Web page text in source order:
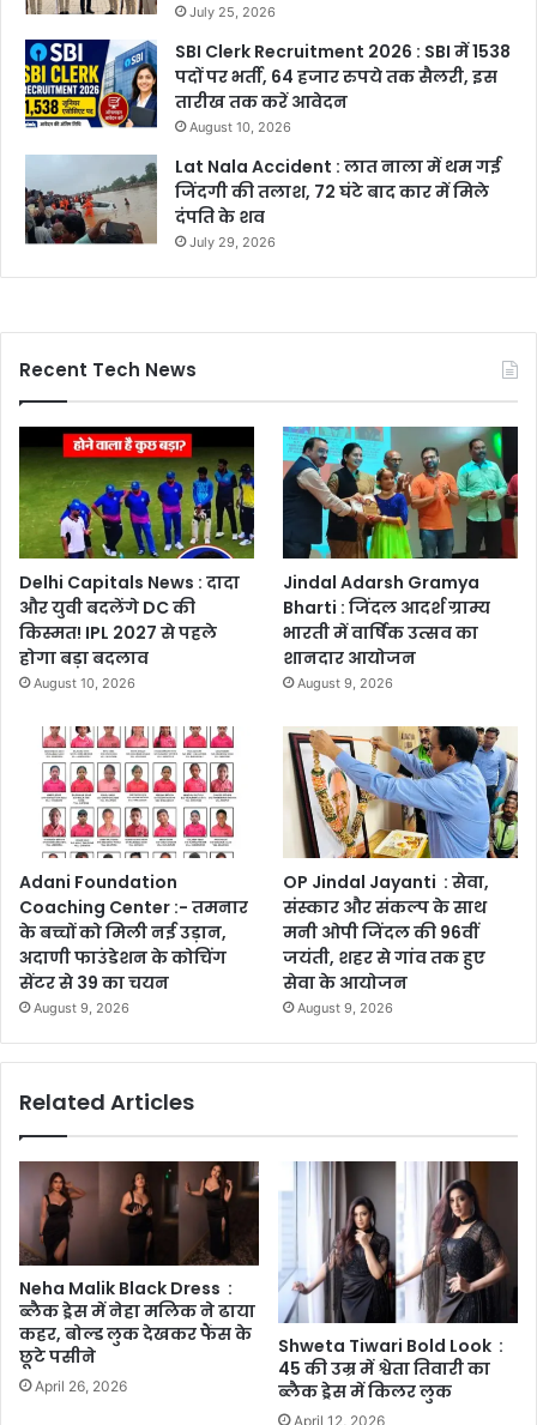
July 25, 2026
SBI Clerk Recruitment 2026 : SBI में 1538
पदों पर भर्ती, 64 हजार रुपये तक सैलरी, इस
तारीख तक करें आवेदन
August 10, 2026
Lat Nala Accident : लात नाला में थम गई
जिंदगी की तलाश, 72 घंटे बाद कार में मिले
दंपति के शव
July 29, 2026
Recent Tech News
Delhi Capitals News : दादा
और युवी बदलेंगे DC की
किस्मत! IPL 2027 से पहले
होगा बड़ा बदलाव
August 10, 2026
Jindal Adarsh Gramya
Bharti : जिंदल आदर्श ग्राम्य
भारती में वार्षिक उत्सव का
शानदार आयोजन
August 9, 2026
Adani Foundation
Coaching Center :- तमनार
के बच्चों को मिली नई उड़ान,
अदाणी फाउंडेशन के कोचिंग
सेंटर से 39 का चयन
August 9, 2026
OP Jindal Jayanti : सेवा,
संस्कार और संकल्प के साथ
मनी ओपी जिंदल की 96वीं
जयंती, शहर से गांव तक हुए
सेवा के आयोजन
August 9, 2026
Related Articles
Neha Malik Black Dress :
ब्लैक ड्रेस में नेहा मलिक ने ढाया
कहर, बोल्ड लुक देखकर फैंस के
छूटे पसीने
April 26, 2026
Shweta Tiwari Bold Look :
45 की उम्र में श्वेता तिवारी का
ब्लैक ड्रेस में किलर लुक
April 12, 2026